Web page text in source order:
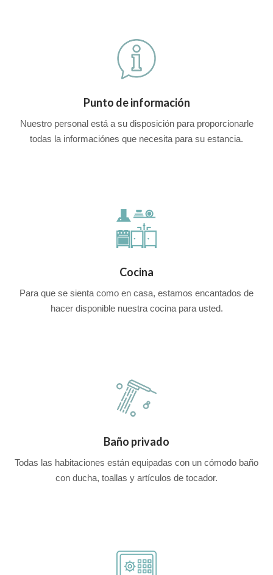
Punto de información
Nuestro personal está a su disposición para proporcionarle
todas la informaciónes que necesita para su estancia.
Cocina
Para que se sienta como en casa, estamos encantados de
hacer disponible nuestra cocina para usted.
Baño privado
Todas las habitaciones están equipadas con un cómodo baño
con ducha, toallas y artículos de tocador.